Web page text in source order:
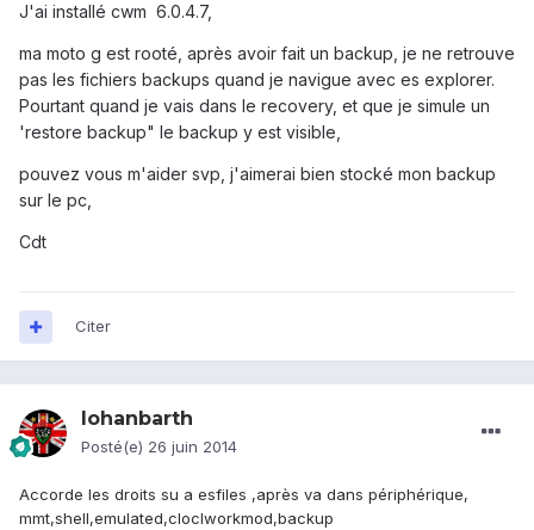
J'ai installé cwm 6.0.4.7,
ma moto g est rooté, après avoir fait un backup, je ne retrouve
pas les fichiers backups quand je navigue avec es explorer.
Pourtant quand je vais dans le recovery, et que je simule un
'restore backup" le backup y est visible,
pouvez vous m'aider svp, j'aimerai bien stocké mon backup
sur le pc,
Cdt
Citer
lohanbarth
Posté(e) 26 juin 2014
Accorde les droits su a esfiles ,après va dans périphérique,
mmt,shell,emulated,cloclworkmod,backup